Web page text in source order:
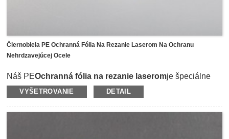
Čiernobiela PE Ochranná Fólia Na Rezanie Laserom Na Ochranu
Nehrdzavejúcej Ocele
Náš PEOchranná fólia na rezanie laseromje špeciálne
navrhnutý tak, aby chránil povrch nehrdzavejúcej ocele
pred poškriabaním a poškodením počas výroby laserového
ako nosič environmentálny polyetylénový film a je
VYŠETROVANIE DETAIL